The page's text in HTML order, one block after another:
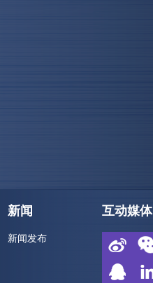
新闻
新闻发布
互动媒体